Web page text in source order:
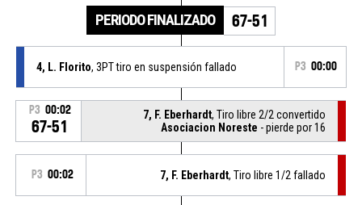
PERIODO FINALIZADO 67-51
4, L. Florito, 3PT tiro en suspensión fallado P3 00:00
P3 00:02
67-51
7, F. Eberhardt, Tiro libre 2/2 convertido
Asociacion Noreste - pierde por 16
P3 00:02 7, F. Eberhardt, Tiro libre 1/2 fallado